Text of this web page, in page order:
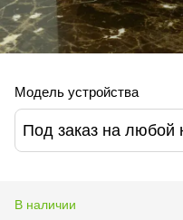
Модель устройства
Под заказ на любой
В наличии